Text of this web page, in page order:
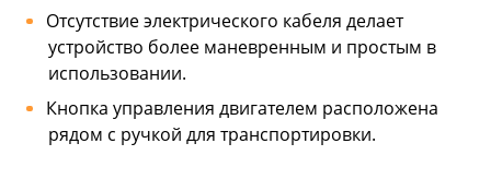
Отсутствие электрического кабеля делает
устройство более маневренным и простым в
использовании.
Кнопка управления двигателем расположена
рядом с ручкой для транспортировки.